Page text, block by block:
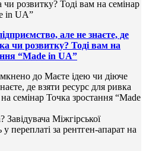
але не знаєте, де
чи розвитку? Тоді вам на
“Made in UA”
до Маєте ідею чи діюче
де взяти ресурс для ривка
семінар Точка зростання “Made